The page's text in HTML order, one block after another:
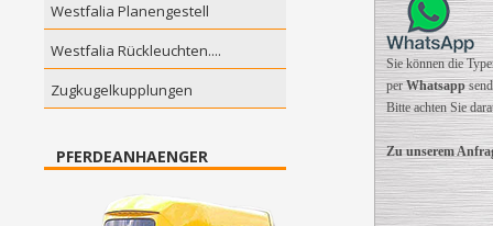
Westfalia Planengestell
Westfalia Rückleuchten....
Zugkugelkupplungen
PFERDEANHAENGER
Sie können die
perWhatsapp
Bitte achten Sie
Zu unserem